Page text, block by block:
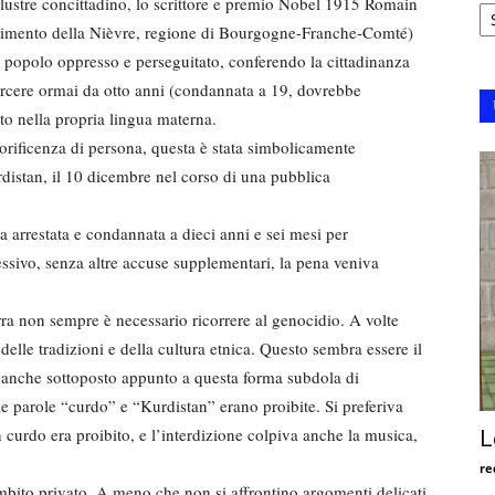
della Nièvre, regione di Bourgogne-Franche-Comté)
oppresso e perseguitato, conferendo la cittadinanza
ormai da otto anni (condannata a 19, dovrebbe
nella propria lingua materna.
di persona, questa è stata simbolicamente
il 10 dicembre nel corso di una pubblica
e condannata a dieci anni e sei mesi per
senza altre accuse supplementari, la pena veniva
non sempre è necessario ricorrere al genocidio. A volte
tradizioni e della cultura etnica. Questo sembra essere il
sottoposto appunto a questa forma subdola di
“curdo” e “Kurdistan” erano proibite. Si preferiva
era proibito, e l’interdizione colpiva anche la musica,